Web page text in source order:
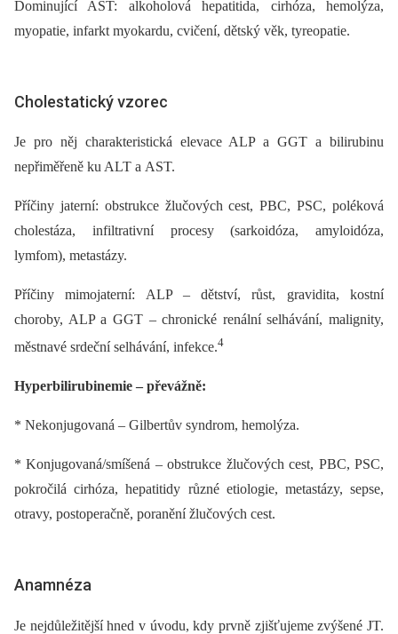
Dominující AST: alkoholová hepatitida, cirhóza, hemolýza,
myopatie, infarkt myokardu, cvičení, dětský věk, tyreopatie.
Cholestatický vzorec
Je pro něj charakteristická elevace ALP a GGT a bilirubinu
nepřiměřeně ku ALT a AST.
Příčiny jaterní: obstrukce žlučových cest, PBC, PSC, poléková
cholestáza, infiltrativní procesy (sarkoidóza, amyloidóza,
lymfom), metastázy.
Příčiny mimojaterní: ALP –⁠ dětství, růst, gravidita, kostní
choroby, ALP a GGT –⁠ chronické renální selhávání, malignity,
městnavé srdeční selhávání, infekce.4
Hyperbilirubinemie –⁠ převážně:
* Nekonjugovaná –⁠ Gilbertův syndrom, hemolýza.
* Konjugovaná/smíšená –⁠ obstrukce žlučových cest, PBC, PSC,
pokročilá cirhóza, hepatitidy různé etiologie, meta­stázy, sepse,
otravy, postoperačně, poranění žlučových cest.
Anamnéza
Je nejdůležitější hned v úvodu, kdy prvně zjišťujeme zvýšené JT.